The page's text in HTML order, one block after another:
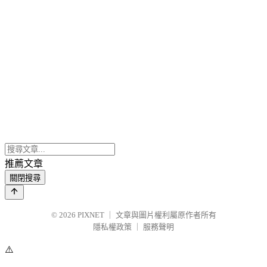
推薦文章
關閉搜尋
© 2026 PIXNET
文章與圖片權利屬原作者所有
隱私權政策
服務聲明
⚠️